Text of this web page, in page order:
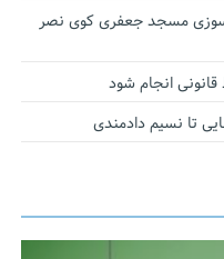
مسجد جعفری کوی نصر
انجام شود
تا نسیم دادمندی